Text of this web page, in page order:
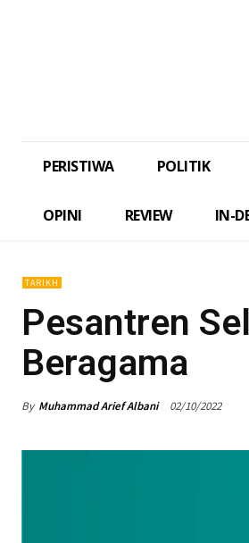
PERISTIWA POLITIK
OPINI REVIEW IN-
TARIKH
Pesantren
Beragama
By Muhammad Arief Albani 02/10/2022